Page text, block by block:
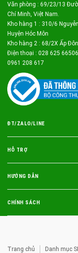
Văn phòng : 69/23/13
Chí Minh, Việt Nam.
Kho hàng 1 : 310/6
Huyện Hóc Môn
Kho hàng 2 : 68/2X Ấp
Điện thoại : 028 625
0961 208 617
ĐT/ZALO/LINE
HỖ TRỢ
HƯỚNG DẪN
CHÍNH SÁCH
Trang chủ Danh mục